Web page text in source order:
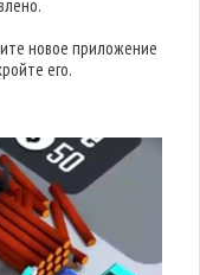
новое приложение
его.